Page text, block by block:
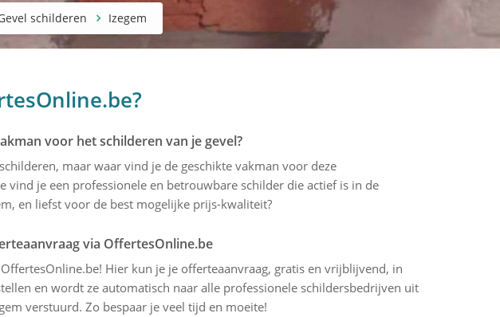
schilderen Izegem
voor het schilderen van je gevel?
maar waar vind je de geschikte vakman voor deze
vind je een professionele en betrouwbare schilder die actief is in de
en liefst voor de best mogelijke prijs-kwaliteit?
via OffertesOnline.be
Hier kun je je offerteaanvraag, gratis en vrijblijvend, in
en wordt ze automatisch naar alle professionele schildersbedrijven uit
verstuurd. Zo bespaar je veel tijd en moeite!